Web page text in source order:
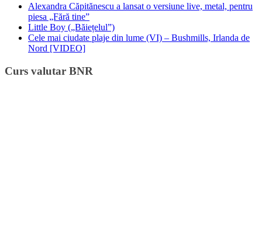
Alexandra Căpitănescu a lansat o versiune live, metal, pentru
piesa „Fără tine”
Little Boy („Băiețelul”)
Cele mai ciudate plaje din lume (VI) – Bushmills, Irlanda de
Nord [VIDEO]
Curs valutar BNR